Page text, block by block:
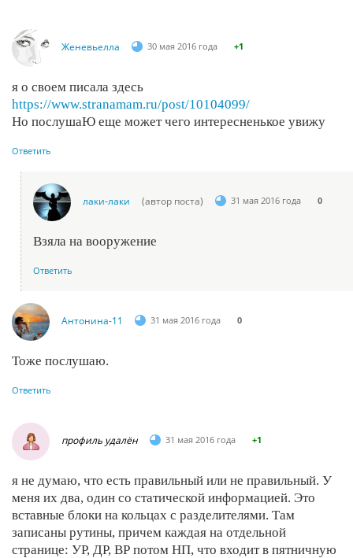
Женевьелла 30 мая 2016 года +1
я о своем писала здесь
https://www.stranamam.ru/post/10104099/
Но послушаЮ еще может чего интересненькое увижу
Ответить
лаки-лаки (автор поста) 31 мая 2016 года 0
Взяла на вооружение
Ответить
Антонина-11 31 мая 2016 года 0
Тоже послушаю.
Ответить
профиль удалён 31 мая 2016 года +1
я не думаю, что есть правильный или не правильный. У
меня их два, один со статической информацией. Это
вставные блоки на кольцах с разделителями. Там
записаны рутины, причем каждая на отдельной
странице: УР, ДР, ВР потом НП, что входит в пятничную